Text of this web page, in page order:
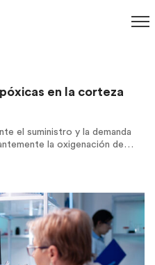
en la corteza
el suministro y la demanda
la oxigenación de…